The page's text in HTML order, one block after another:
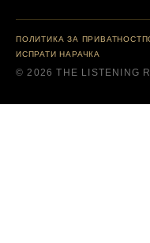
© 2026 THE
ПОЛИТИКА ЗА ПРИВАТНОСТ
ИСПРАТИ НАРАЧКА